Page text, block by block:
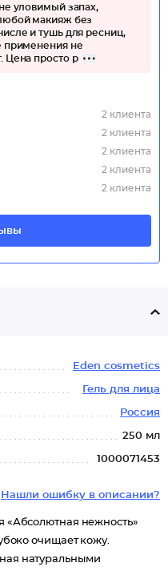
уловимый запах,
макияж без
и тушь для ресниц,
применения не
Цена просто р
2 клиента
2 клиента
2 клиента
2 клиента
2 клиента
Eden cosmetics
Гель для лица
Россия
250 мл
1000071453
Нашли ошибку в описании?
«Абсолютная нежность»
очищает кожу.
натуральными